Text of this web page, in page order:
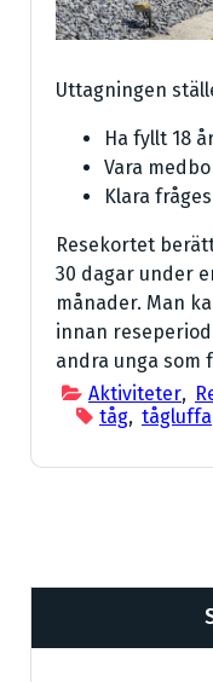
Uttagningen
Ha fyllt 18
Vara
Klara
Resekortet
30 dagar under
månader. Man
innan
andra unga som
Aktiviteter,
tåg, tågluffa